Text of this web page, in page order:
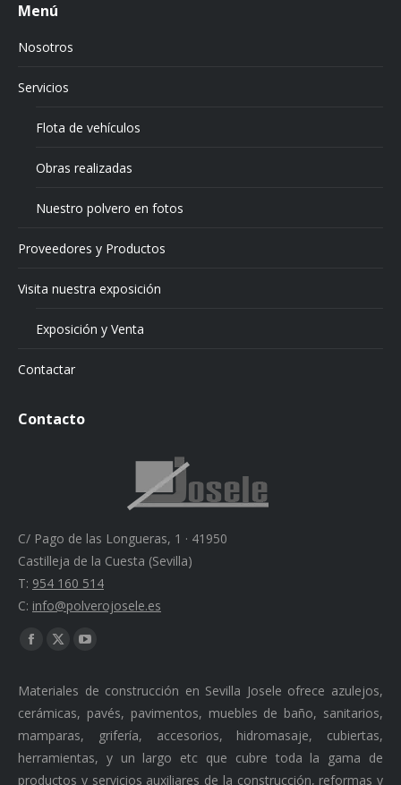
Menú
Nosotros
Servicios
Flota de vehículos
Obras realizadas
Nuestro polvero en fotos
Proveedores y Productos
Visita nuestra exposición
Exposición y Venta
Contactar
Contacto
C/ Pago de las Longueras, 1 · 41950
Castilleja de la Cuesta (Sevilla)
T: 954 160 514
C: info@polverojosele.es
Find us on:
Facebook
opens
in
new
window
X
opens
in
new
window
YouTube
opens
in
new
window
Materiales de construcción en Sevilla Josele ofrece azulejos,
cerámicas, pavés, pavimentos, muebles de baño, sanitarios,
mamparas, grifería, accesorios, hidromasaje, cubiertas,
herramientas, y un largo etc que cubre toda la gama de
productos y servicios auxiliares de la construcción, reformas y